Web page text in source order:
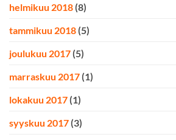
helmikuu 2018 (8)
tammikuu 2018 (5)
joulukuu 2017 (5)
marraskuu 2017 (1)
lokakuu 2017 (1)
syyskuu 2017 (3)